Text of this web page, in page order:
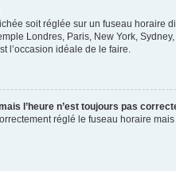
soit réglée sur un fuseau
Londres, Paris, New York,
l’occasion idéale de le faire.
l’heure n’est toujours pas
réglé le fuseau horaire